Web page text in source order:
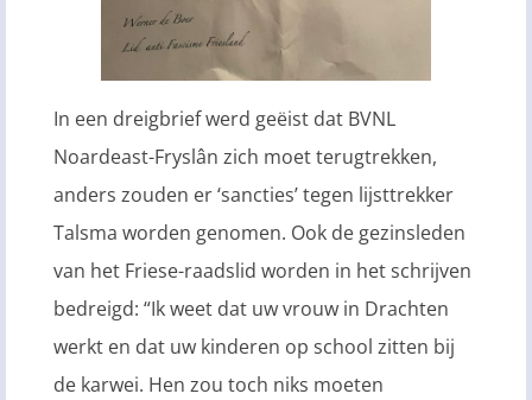
In een dreigbrief werd geëist dat BVNL
Noardeast-Fryslân zich moet terugtrekken,
anders zouden er ‘sancties’ tegen lijsttrekker
Talsma worden genomen. Ook de gezinsleden
van het Friese-raadslid worden in het schrijven
bedreigd: “Ik weet dat uw vrouw in Drachten
werkt en dat uw kinderen op school zitten bij
de karwei. Hen zou toch niks moeten